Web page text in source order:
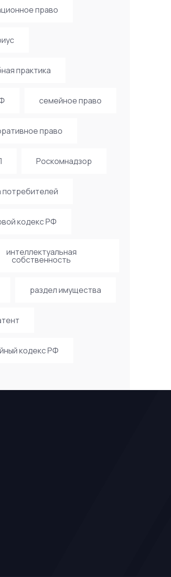
право
практика
семейное право
право
Роскомнадзор
потребителей
кодекс РФ
интеллектуальная
собственность
раздел имущества
кодекс РФ